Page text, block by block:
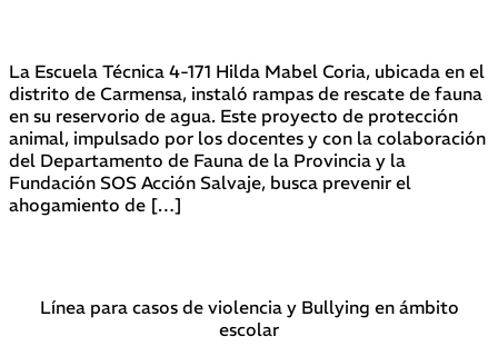
La Escuela Técnica 4-171 Hilda Mabel Coria, ubicada en el
distrito de Carmensa, instaló rampas de rescate de fauna
en su reservorio de agua. Este proyecto de protección
animal, impulsado por los docentes y con la colaboración
del Departamento de Fauna de la Provincia y la
Fundación SOS Acción Salvaje, busca prevenir el
ahogamiento de […]
Línea para casos de violencia y Bullying en ámbito
escolar